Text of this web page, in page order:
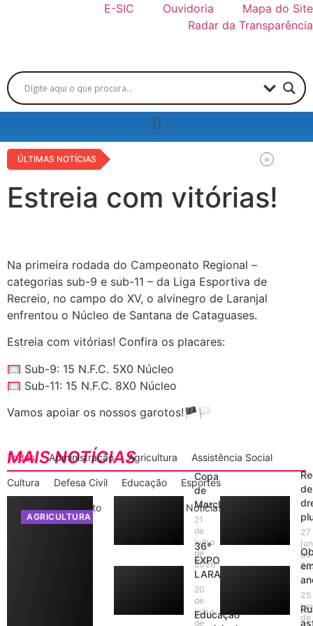
E-SIC Ouvidoria
Mapa do Site
Radar da Transparência
ÚLTIMAS NOTÍCIAS
Estreia com vitórias!
Na primeira rodada do Campeonato Regional –
categorias sub-9 e sub-11 – da Liga Esportiva de
Recreio, no campo do XV, o alvinegro de Laranjal
enfrentou o Núcleo de Santana de Cataguases.
Estreia com vitórias! Confira os placares:
🥅 Sub-9: 15 N.F.C. 5X0 Núcleo
🥅 Sub-11: 15 N.F.C. 8X0 Núcleo
Vamos apoiar os nossos garotos!🏴🏳️
MAIS NOTÍCIAS
Todas Administração Agricultura Assistência Social
Cultura Defesa Civil Educação Esportes
Gabinete do Prefeito Notícias
AGRICULTURA
Copa
de
Marcha
21
de
julho
de
2026
36ª
EXPO
LARANJAL
20
de
julho
de
Educação
de
27
de
25
de